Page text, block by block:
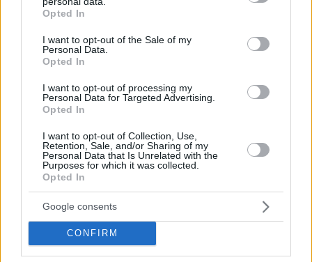
grant or deny consent to Google and its third-party tags to
use your data for below specified purposes in below Google
consent section.
Opted In
I want to opt-out of the Sale of my
Personal Data.
Opted In
I want to opt-out of processing my
Personal Data for Targeted Advertising.
Opted In
I want to opt-out of Collection, Use,
Retention, Sale, and/or Sharing of my
Personal Data that Is Unrelated with the
Purposes for which it was collected.
Opted In
Google consents
CONFIRM